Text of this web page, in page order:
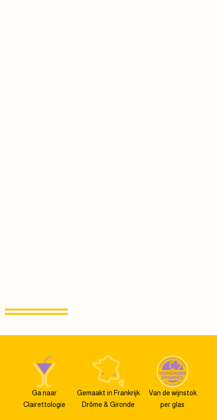
Ga naar
Clairettologie
Gemaakt in Frankrijk
Drôme & Gironde
Van de wijnstok
per glas